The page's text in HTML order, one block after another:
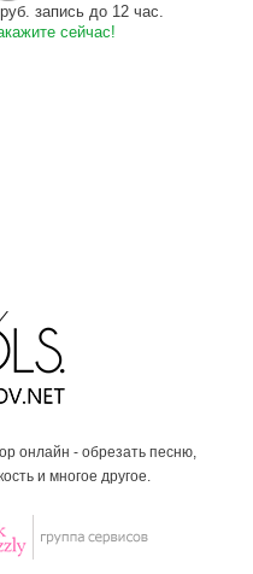
запись до 12 час.
сейчас!
онлайн - обрезать песню,
и многое другое.